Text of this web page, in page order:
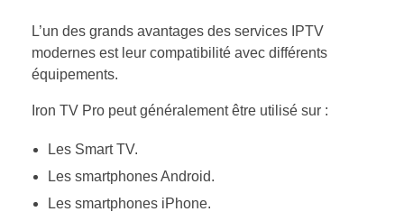
L’un des grands avantages des services IPTV
modernes est leur compatibilité avec différents
équipements.
Iron TV Pro peut généralement être utilisé sur :
Les Smart TV.
Les smartphones Android.
Les smartphones iPhone.